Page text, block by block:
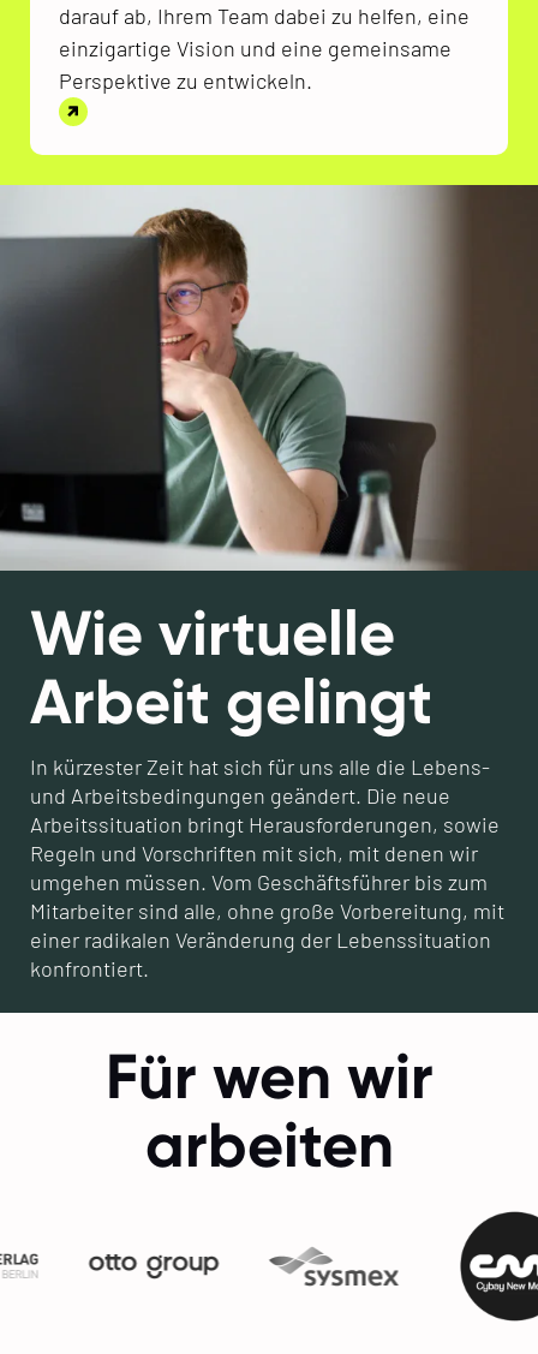
darauf ab, Ihrem Team dabei zu helfen, eine
einzigartige Vision und eine gemeinsame
Perspektive zu entwickeln.
Wie virtuelle
Arbeit gelingt
In kürzester Zeit hat sich für uns alle die Lebens-
und Arbeitsbedingungen geändert. Die neue
Arbeitssituation bringt Herausforderungen, sowie
Regeln und Vorschriften mit sich, mit denen wir
umgehen müssen. Vom Geschäftsführer bis zum
Mitarbeiter sind alle, ohne große Vorbereitung, mit
einer radikalen Veränderung der Lebenssituation
konfrontiert.
Für wen wir
arbeiten